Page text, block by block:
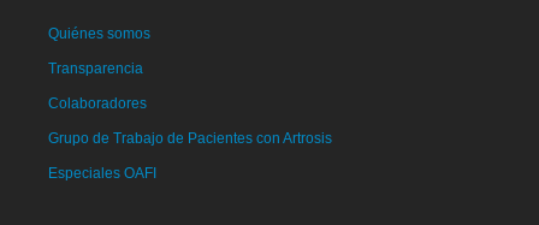
Quiénes somos
Transparencia
Colaboradores
Grupo de Trabajo de Pacientes con Artrosis
Especiales OAFI